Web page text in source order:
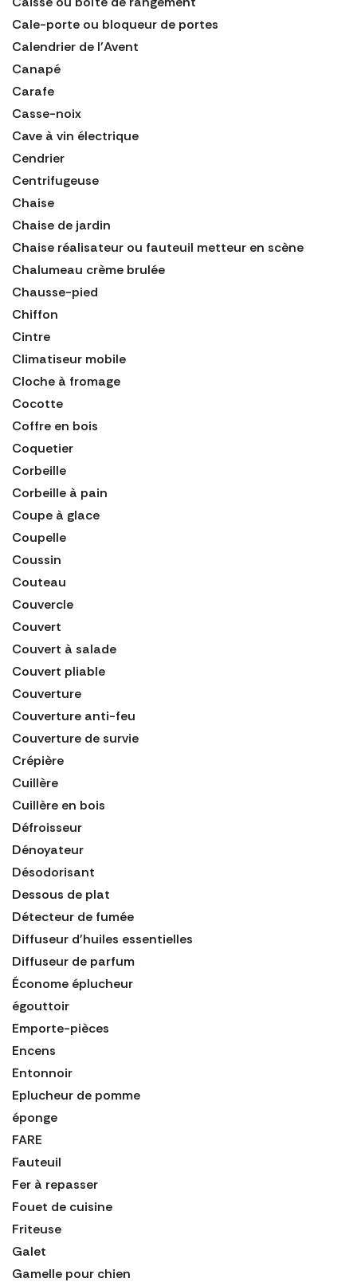
Cale-porte ou bloqueur de portes
Calendrier de l'Avent
Canapé
Carafe
Casse-noix
Cave à vin électrique
Cendrier
Centrifugeuse
Chaise
Chaise de jardin
Chaise réalisateur ou fauteuil metteur en scène
Chalumeau crème brulée
Chausse-pied
Chiffon
Cintre
Climatiseur mobile
Cloche à fromage
Cocotte
Coffre en bois
Coquetier
Corbeille
Corbeille à pain
Coupe à glace
Coupelle
Coussin
Couteau
Couvercle
Couvert
Couvert à salade
Couvert pliable
Couverture
Couverture anti-feu
Couverture de survie
Crépière
Cuillère
Cuillère en bois
Défroisseur
Dénoyateur
Désodorisant
Dessous de plat
Détecteur de fumée
Diffuseur d'huiles essentielles
Diffuseur de parfum
Économe éplucheur
égouttoir
Emporte-pièces
Encens
Entonnoir
Eplucheur de pomme
éponge
FARE
Fauteuil
Fer à repasser
Fouet de cuisine
Friteuse
Galet
Gamelle pour chien